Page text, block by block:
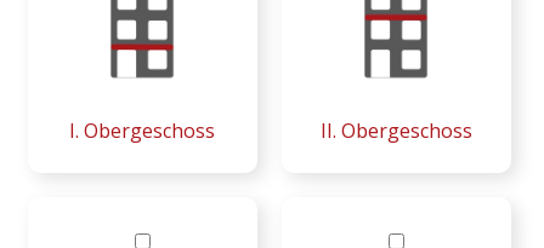
I. Obergeschoss II. Obergeschoss